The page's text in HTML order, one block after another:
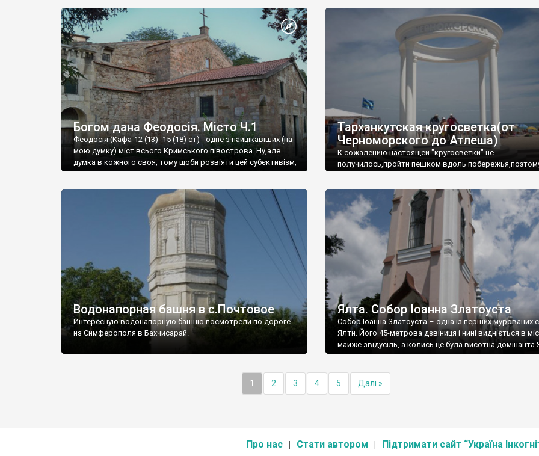
Богом дана Феодосія. Місто Ч.1
Феодосія (Кафа-12 (13) -15 (18) ст) - одне з найцікавіших (на
мою думку) міст всього Кримського півострова .Ну,але
думка в кожного своя, тому щоби розвіяти цей субєктивізм,
запрошую відвідати це
Тарханкутская кругосветка(от
Черноморского до Атлеша)
К сожалению настоящей "кругосветки" не
получилось,пройти пешком вдоль
Водонапорная башня в с.Почтовое
Интересную водонапорную башню посмотрели по дороге
из Симферополя в Бахчисарай.
Ялта. Собор Іоанна Златоуста
Собор Іоанна Златоуста – одна із перших мурованих
Ялти. Його 45-метрова дзвіниця і нині видніється в
майже звідусіль, а колись це була висотна домінанта
1 2 3 4 5 Далі »
Про нас Стати автором Підтримати сайт “Україна